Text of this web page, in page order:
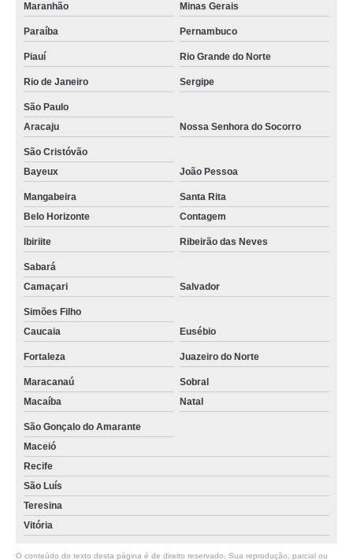
Maranhão Minas Gerais
Paraíba Pernambuco
Piauí Rio Grande do Norte
Rio de Janeiro Sergipe
São Paulo
Aracaju
Nossa Senhora do Socorro
São Cristóvão
Bayeux
João Pessoa
Mangabeira
Santa Rita
Belo Horizonte
Contagem
Ibiriite Ribeirão das Neves
Sabará
Camaçari
Salvador
Simões Filho
Caucaia
Eusébio
Fortaleza Juazeiro do Norte
Maracanaú
Sobral
Macaíba
Natal
São Gonçalo do Amarante
Maceió
Recife
São Luís
Teresina
Vitória
O conteúdo do texto desta página é de direito reservado. Sua reprodução, parcial ou